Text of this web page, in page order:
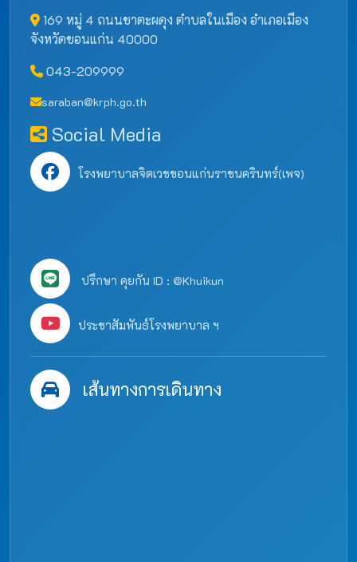
169 หมู่ 4 ถนนชาตะผดุง ตำบลในเมือง อำเภอเมือง
จังหวัดขอนแก่น 40000
043-209999
saraban@krph.go.th
Social Media
โรงพยาบาลจิตเวชขอนแก่นราชนครินทร์(เพจ)
ปรึกษา คุยกัน ID : @Khuikun
ประชาสัมพันธ์โรงพยาบาล ฯ
เส้นทางการเดินทาง